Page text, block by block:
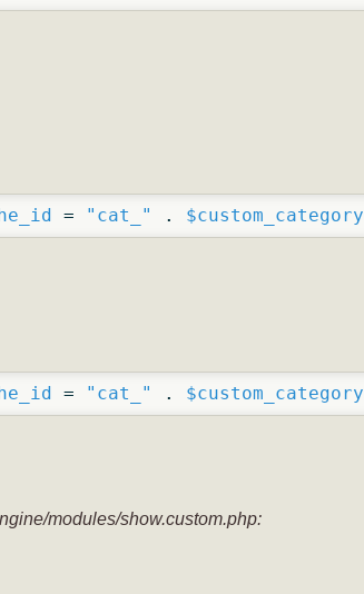
= "cat_" . $custom_category
= "cat_" . $custom_category
modules/show.custom.php: